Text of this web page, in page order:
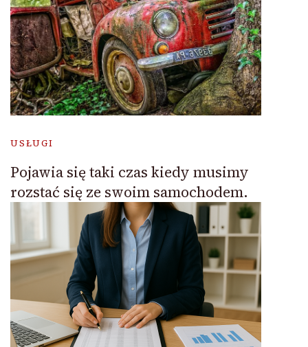
USŁUGI
Pojawia się taki czas kiedy musimy
rozstać się ze swoim samochodem.